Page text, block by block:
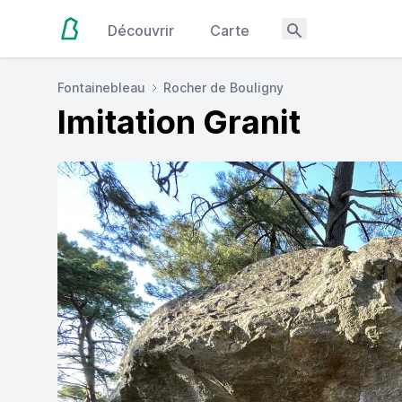
Découvrir Carte
Fontainebleau Rocher de Bouligny
Imitation Granit